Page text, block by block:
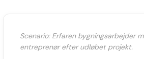
Scenario: Erfaren bygningsarbejder
entreprenør efter udløbet projekt.